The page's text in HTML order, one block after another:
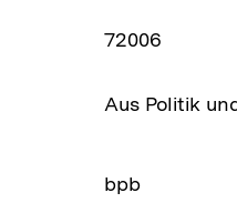
72006
Aus Politik
bpb